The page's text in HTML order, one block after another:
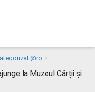
@ro >
la Muzeul Cărții și